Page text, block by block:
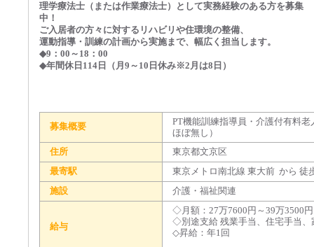
理学療法士（または作業療法士）として実務経験のある方を募集
中！
ご入居者の方々に対するリハビリや住環境の整備、
運動指導・訓練の計画から実施まで、幅広く担当します。
◆9：00～18：00
◆年間休日114日（月9～10日休み※2月は8日）
募集概要
PT機能訓練指導員・介護付有料
ほぼ無し）
住所
東京都文京区
最寄駅
東京メトロ南北線 東大前 から 徒
施設
介護・福祉関連
給与
◇月額：27万7600円～39万3500
◇別途支給 残業手当、住宅手当
◇昇給：年1回